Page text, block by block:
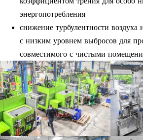
энергопотребления
снижение турбулентности воздуха
с низким уровнем выбросов для
совместимого с чистыми